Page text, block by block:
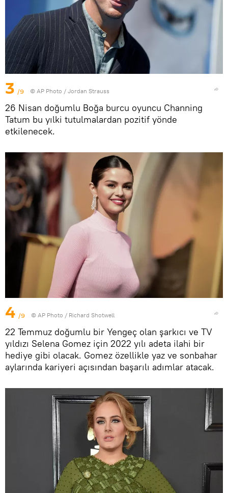
3 /9 © AP Photo / Jordan Strauss
26 Nisan doğumlu Boğa burcu oyuncu Channing
Tatum bu yılki tutulmalardan pozitif yönde
etkilenecek.
4 /9 © AP Photo / Richard Shotwell
22 Temmuz doğumlu bir Yengeç olan şarkıcı ve TV
yıldızı Selena Gomez için 2022 yılı adeta ilahi bir
hediye gibi olacak. Gomez özellikle yaz ve sonbahar
aylarında kariyeri açısından başarılı adımlar atacak.